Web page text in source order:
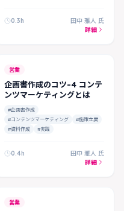
0.3h
田中 雅人 氏
詳細
営業
企画書作成のコツ-4 コンテ
ンツマーケティングとは
#企画書作成
#コンテンツマーケティング
#施策立案
#資料作成
#実践
0.4h
田中 雅人 氏
詳細
営業